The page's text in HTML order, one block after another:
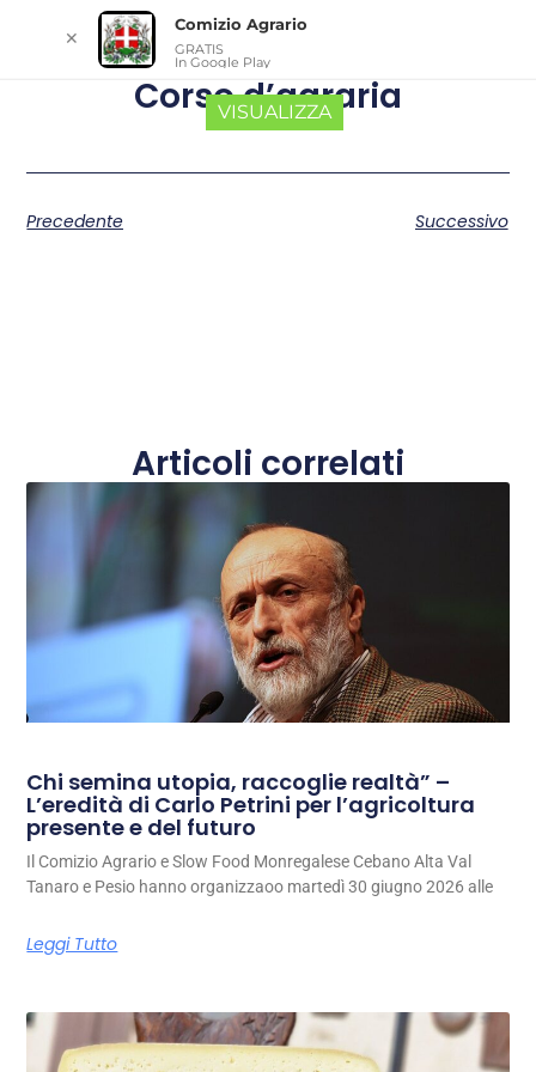
Corso d’agraria
Precedente Successivo
Articoli correlati
Chi semina utopia, raccoglie realtà” –
L’eredità di Carlo Petrini per l’agricoltura
presente e del futuro
Il Comizio Agrario e Slow Food Monregalese Cebano Alta Val
Tanaro e Pesio hanno organizzaoo martedì 30 giugno 2026 alle
Leggi Tutto
✕
Comizio Agrario
GRATIS
In Google Play
VISUALIZZA